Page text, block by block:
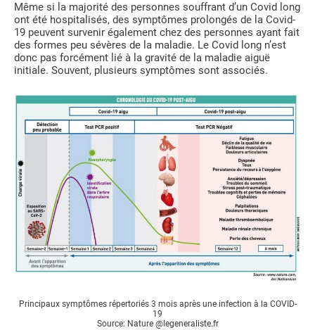
Même si la majorité des personnes souffrant d’un Covid long
ont été hospitalisés, des symptômes prolongés de la Covid-
19 peuvent survenir également chez des personnes ayant fait
des formes peu sévères de la maladie. Le Covid long n’est
donc pas forcément lié à la gravité de la maladie aiguë
initiale. Souvent, plusieurs symptômes sont associés.
Principaux symptômes répertoriés 3 mois après une infection à la COVID-
19
Source: Nature @legeneraliste.fr